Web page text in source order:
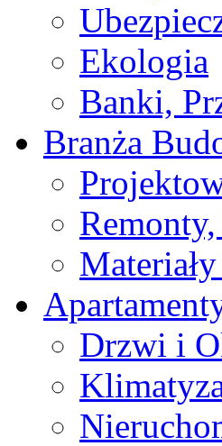
Ekologia
Banki,
Branża
Drzwi i